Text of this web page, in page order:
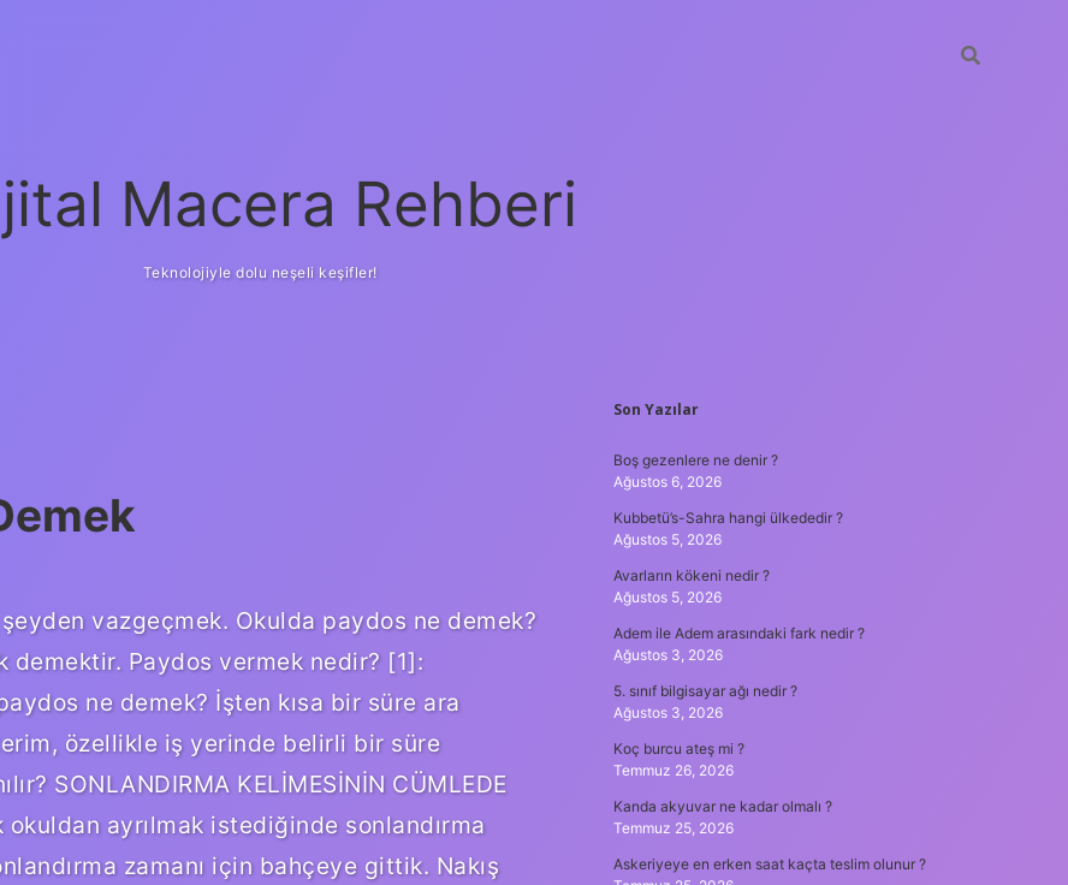
Macera Rehberi
Teknolojiyle dolu neşeli keşifler!
vazgeçmek. Okulda paydos ne demek?
demektir. Paydos vermek nedir? [1]:
ne demek? İşten kısa bir süre ara
özellikle iş yerinde belirli bir süre
SONLANDIRMA KELİMESİNİN CÜMLEDE
okuldan ayrılmak istediğinde sonlandırma
zamanı için bahçeye gittik. Nakış
SIDEBAR
Son Yazılar
Boş gezenlere ne denir ?
Ağustos 6, 2026
Kubbetü’s-Sahra hangi ülkededir ?
Ağustos 5, 2026
Avarların kökeni nedir ?
Ağustos 5, 2026
Adem ile Adem arasındaki fark nedir ?
Ağustos 3, 2026
5. sınıf bilgisayar ağı nedir ?
Ağustos 3, 2026
Koç burcu ateş mi ?
Temmuz 26, 2026
Kanda akyuvar ne kadar olmalı ?
Temmuz 25, 2026
Askeriyeye en erken saat kaçta teslim olunur ?